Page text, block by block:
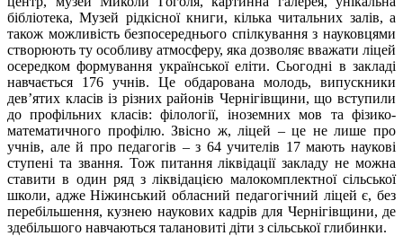
бібліотека, Музей рідкісної книги, кілька читальних залів, а
також можливість безпосереднього спілкування з науковцями
створюють ту особливу атмосферу, яка дозволяє вважати ліцей
осередком формування української еліти. Сьогодні в закладі
навчається 176 учнів. Це обдарована молодь, випускники
дев’ятих класів із різних районів Чернігівщини, що вступили
до профільних класів: філології, іноземних мов та фізико-
математичного профілю. Звісно ж, ліцей – це не лише про
учнів, але й про педагогів – з 64 учителів 17 мають наукові
ступені та звання. Тож питання ліквідації закладу не можна
ставити в один ряд з ліквідацією малокомплектної сільської
школи, адже Ніжинський обласний педагогічний ліцей є, без
перебільшення, кузнею наукових кадрів для Чернігівщини, де
здебільшого навчаються талановиті діти з сільської глибинки.